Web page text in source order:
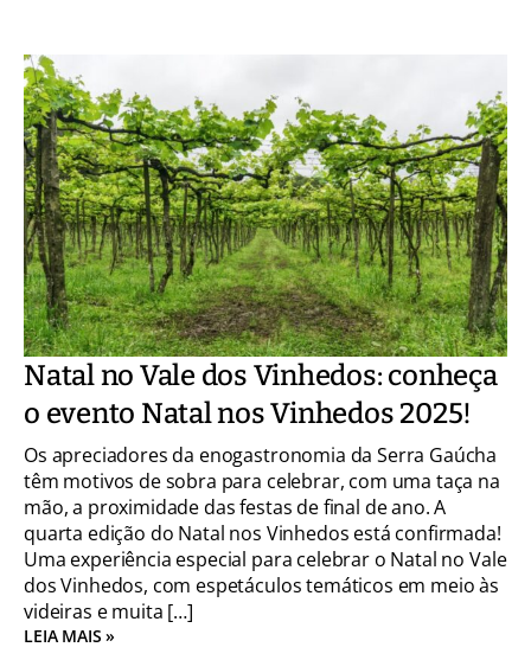
Natal no Vale dos Vinhedos: conheça
o evento Natal nos Vinhedos 2025!
Os apreciadores da enogastronomia da Serra Gaúcha
têm motivos de sobra para celebrar, com uma taça na
mão, a proximidade das festas de final de ano. A
quarta edição do Natal nos Vinhedos está confirmada!
Uma experiência especial para celebrar o Natal no Vale
dos Vinhedos, com espetáculos temáticos em meio às
videiras e muita […]
LEIA MAIS »